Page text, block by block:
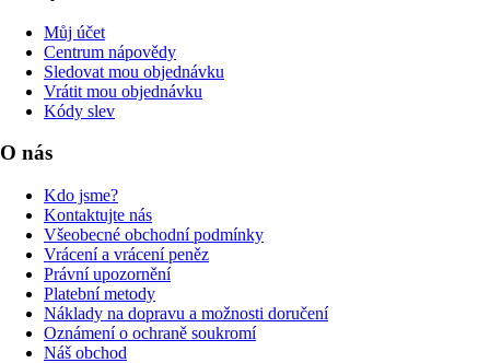
Můj účet
Centrum nápovědy
Sledovat mou objednávku
Vrátit mou objednávku
Kódy slev
O nás
Kdo jsme?
Kontaktujte nás
Všeobecné obchodní podmínky
Vrácení a vrácení peněz
Právní upozornění
Platební metody
Náklady na dopravu a možnosti doručení
Oznámení o ochraně soukromí
Náš obchod